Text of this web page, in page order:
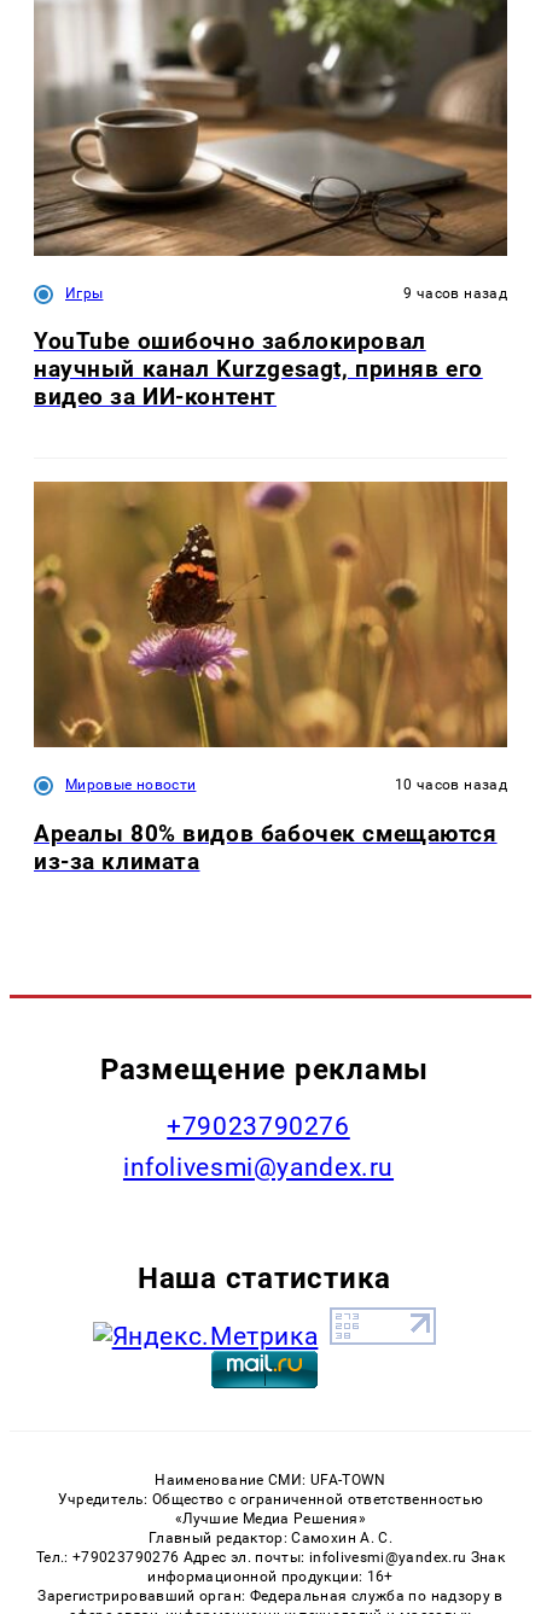
Игры 9 часов назад
YouTube ошибочно заблокировал
научный канал Kurzgesagt, приняв его
видео за ИИ-контент
Мировые новости 10 часов назад
Ареалы 80% видов бабочек смещаются
из-за климата
Размещение рекламы
+79023790276
infolivesmi@yandex.ru
Наша статистика
Наименование СМИ: UFA-TOWN
Учредитель: Общество с ограниченной ответственностью
«Лучшие Медиа Решения»
Главный редактор: Самохин А. С.
Тел.: +79023790276 Адрес эл. почты: infolivesmi@yandex.ru Знак
информационной продукции: 16+
Зарегистрировавший орган: Федеральная служба по надзору в